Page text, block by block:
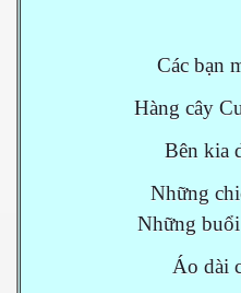
Các bạn
Hàng cây
Bên kia
Những
Những
Áo dài